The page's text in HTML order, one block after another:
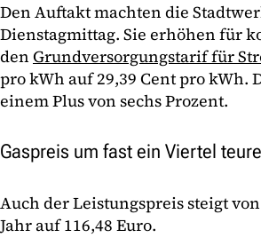
Den Auftakt machten die
Dienstagmittag. Sie erhöhen für
den Grundversorgungstarif für
pro kWh auf 29,39 Cent pro kWh.
einem Plus von sechs Prozent.
Gaspreis um fast ein Viertel
Auch der Leistungspreis steigt
Jahr auf 116,48 Euro.